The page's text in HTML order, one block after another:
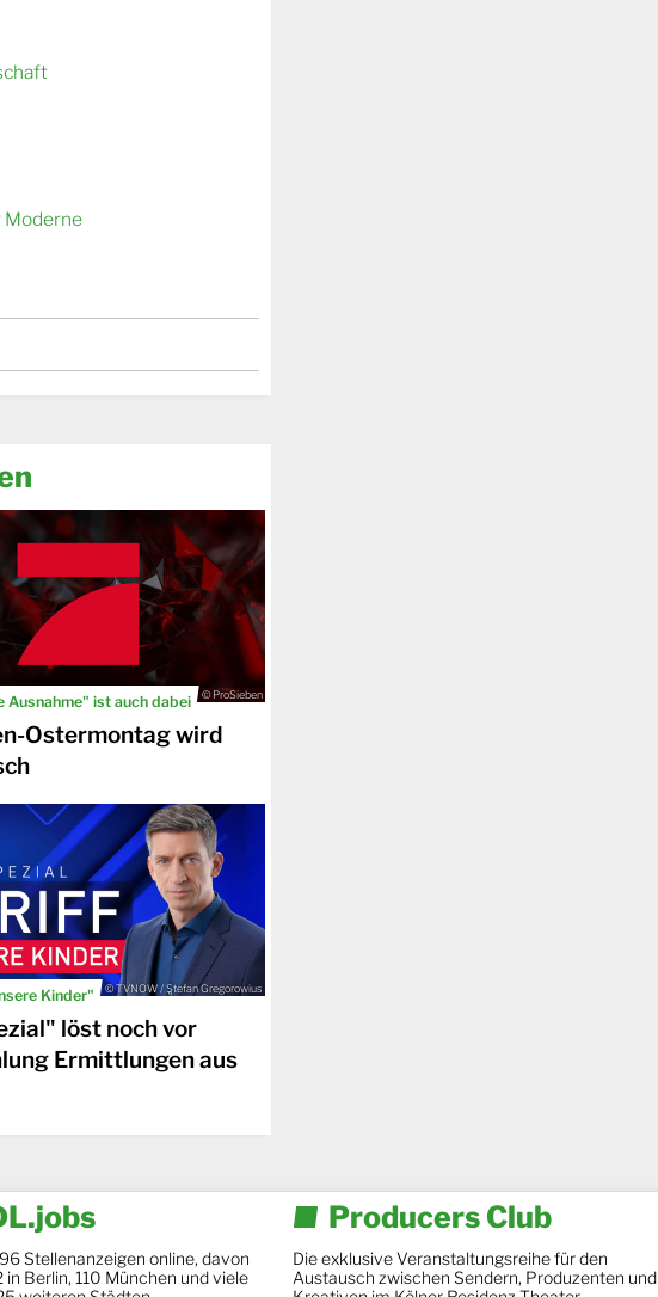
Moderne
Ausnahme" ist auch dabei © ProSieben
Ostermontag wird
Kinder" © TVNOW / Stefan Gregorowius
löst noch vor
Ermittlungen aus
Stellenanzeigen online, davon
in Berlin, 110 München und viele
Producers Club
Die exklusive Veranstaltungsreihe für den
Austausch zwischen Sendern, Produzenten und